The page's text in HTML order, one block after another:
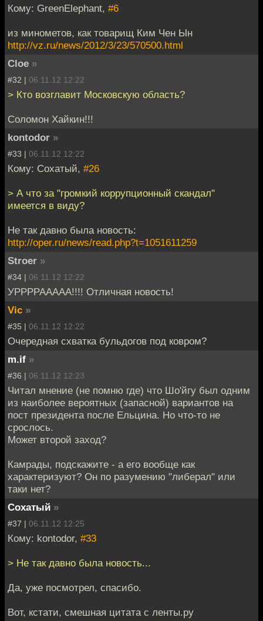
Кому: GreenElephant, #6
из минометов, как товарищ Ким Чен Ын
http://vz.ru/news/2012/3/23/570500.html
Cloe »
#32 | 06.11.12 12:22
> Кто возглавит Московскую область?
Соломон Хайкин!!!
kontodor »
#33 | 06.11.12 12:22
Кому: Cохатый, #26
> А что за "громкий коррупционный скандал"
имеется в виду?
Не так давно была новость:
http://oper.ru/news/read.php?t=1051611259
Stroer »
#34 | 06.11.12 12:22
УРРРРААААА!!!! Отличная новость!
Vic »
#35 | 06.11.12 12:22
Очередная схватка бульдогов под ковром?
m.if »
#36 | 06.11.12 12:23
Читал мнение (не помню где) что Шо'йгу был одним
из наиболее вероятных (запасной) вариантов на
пост президента после Ельцина. Но что-то не
срослось.
Может второй заход?
Камрады, подскажите - а его вообще как
характеризуют? Он по разумению "либерал" или
таки нет?
Cохатый »
#37 | 06.11.12 12:25
Кому: kontodor, #33
> Не так давно была новость...
Да, уже посмотрел, спасибо.
Вот, кстати, смешная цитата с ленты.ру